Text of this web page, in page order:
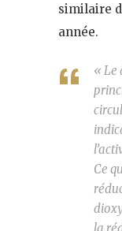
similaire
année.
« Le
Ce
la